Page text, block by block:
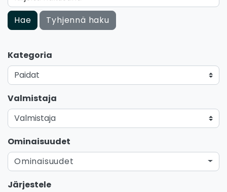
Hae Tyhjennä haku
Kategoria
Valmistaja
Ominaisuudet
Ominaisuudet
Järjestele